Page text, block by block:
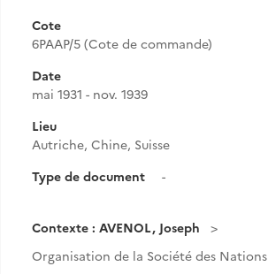
Cote
6PAAP/5 (Cote de commande)
Date
mai 1931 - nov. 1939
Lieu
Autriche, Chine, Suisse
Type de document
-
Contexte : AVENOL, Joseph
Organisation de la Société des Nations